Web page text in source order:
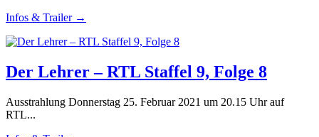
Infos & Trailer →
Der Lehrer – RTL Staffel 9, Folge 8
Ausstrahlung Donnerstag 25. Februar 2021 um 20.15 Uhr auf
RTL...